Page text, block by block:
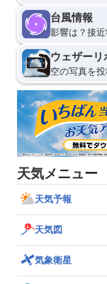
台風情報
影響は？接
ウェザーリ
空の写真を
天気メニュー
天気予報
天気図
気象衛星